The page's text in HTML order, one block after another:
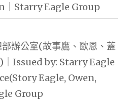
｜Starry Eagle Group
辦公室(故事鷹、歐恩、蓋
｜Issued by: Starry Eagle
Eagle, Owen,
Group